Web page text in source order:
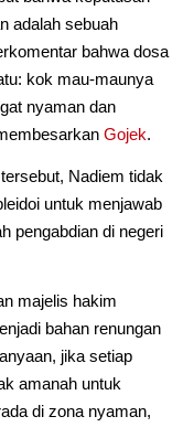
adalah sebuah
bahwa dosa
kok mau-maunya
nyaman dan
Gojek.
Nadiem tidak
untuk menjawab
pengabdian di negeri
majelis hakim
bahan renungan
jika setiap
amanah untuk
di zona nyaman,